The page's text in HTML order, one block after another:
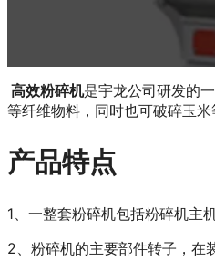
高效粉碎机是宇龙公司研发的
等纤维物料，同时也可破碎玉
产品特点
1、一整套粉碎机包括粉碎机主
2、粉碎机的主要部件转子，在